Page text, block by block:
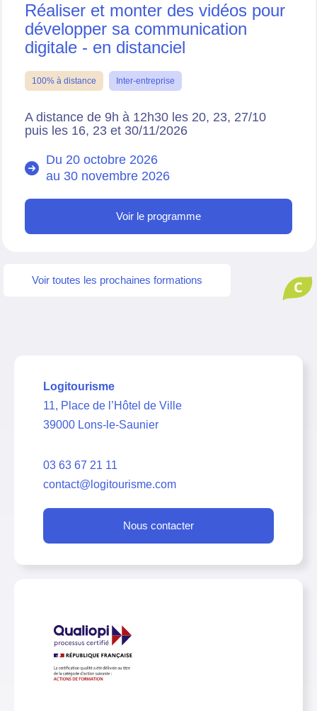
Réaliser et monter des vidéos pour
développer sa communication
digitale - en distanciel
100% à distance Inter-entreprise
A distance de 9h à 12h30 les 20, 23, 27/10
puis les 16, 23 et 30/11/2026
Du 20 octobre 2026
au 30 novembre 2026
Voir le programme
Voir toutes les prochaines formations
Logitourisme
11, Place de l’Hôtel de Ville
39000 Lons-le-Saunier
03 63 67 21 11
contact@logitourisme.com
Nous contacter
C